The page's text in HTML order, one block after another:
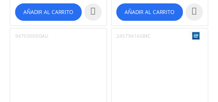
AÑADIR AL CARRITO AÑADIR AL CARRITO
94703005GAU 24579416GMC